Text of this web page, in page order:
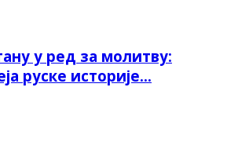
у ред за молитву:
руске историје...